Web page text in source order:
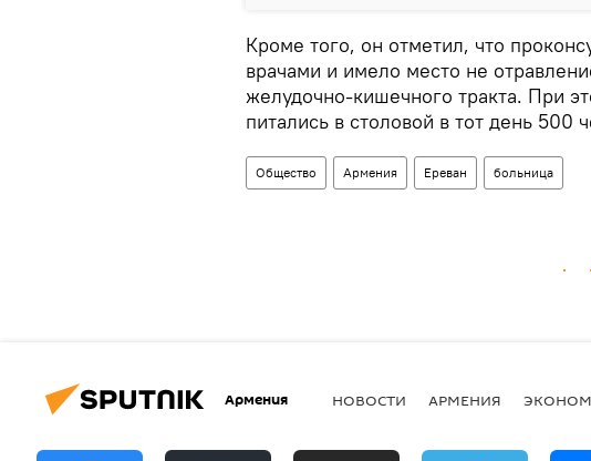
Кроме того, он отметил, что
врачами и имело место не
желудочно-кишечного тракта. При
питались в столовой в тот день 500
Общество Армения Ереван больница
Армения НОВОСТИ АРМЕНИЯ